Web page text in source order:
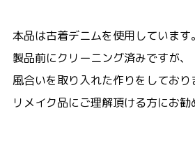
本品は古着デニムを使用しています。
製品前にクリーニング済みですが、
風合いを取り入れた作りをしており
リメイク品にご理解頂ける方にお勧